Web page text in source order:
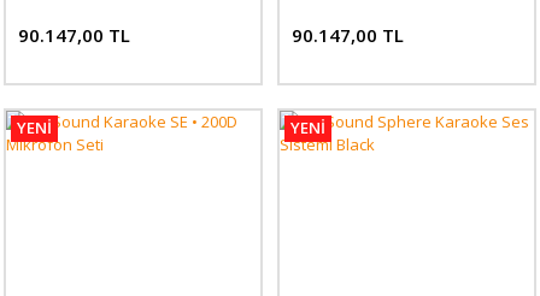
90.147,00 TL 90.147,00 TL
YENİ YENİ